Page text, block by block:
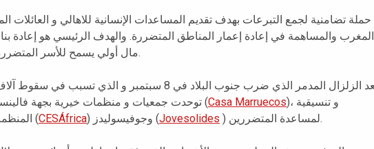
حملة تضامنية لجمع التبرعات بهدف تقديم المساعدات الإنسانية للاهالي و العائلات
المغرب والمساهمة في إعادة إعمار المناطق المتضررة. والهدف الرئيسي هو إعادة
مال أولي يسمح للأسر المتضررة ببدء حياتها مرة أخرى.
بعد الزلزال المدمر الذي ضرب جنوب البلاد في 8 سبتمبر و
توحدت جمعيات و منظمات خيرية بجهة فالينسيا، كجمعية دار المغرب (Casa Marruecos)، و تنسيقية
المنظمات للتضامن مع أفريقيا (CESÁfrica ) وجوفيسوليدز (Jovesolides ) لمساعدة المتضررين.